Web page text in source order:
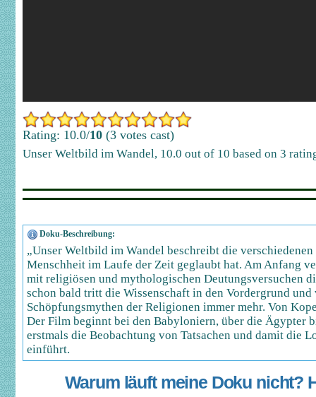
Rating: 10.0/10 (3 votes cast)
Unser Weltbild im Wandel, 10.0 out of 10 based on 3
Doku-Beschreibung:
„Unser Weltbild im Wandel beschreibt die
Menschheit im Laufe der Zeit geglaubt hat. Am Anfang
mit religiösen und mythologischen Deutungsversuchen
schon bald tritt die Wissenschaft in den Vordergrund und
Schöpfungsmythen der Religionen immer mehr. Von
Der Film beginnt bei den Babyloniern, über die Ägypter
erstmals die Beobachtung von Tatsachen und damit die
einführt.
Warum läuft meine Doku nicht?